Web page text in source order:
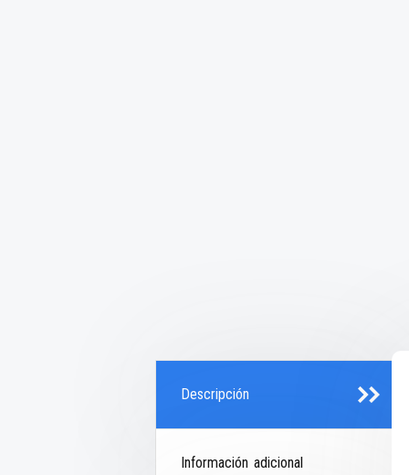
Descripción
Información adicional